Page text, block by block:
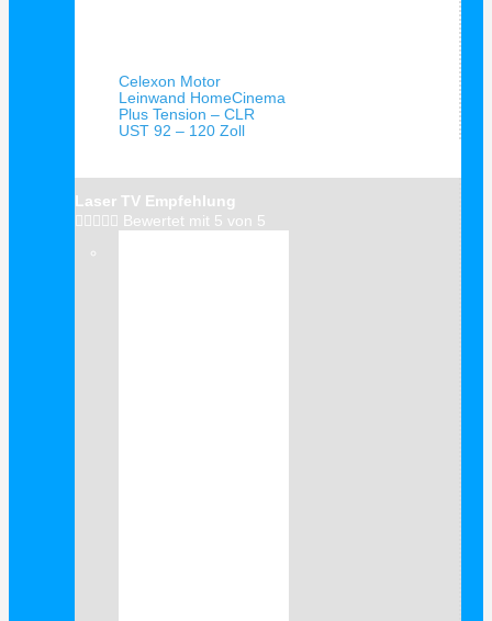
Celexon Motor
Leinwand HomeCinema
Plus Tension – CLR
UST 92 – 120 Zoll
Laser TV Empfehlung
     Bewertet mit 5 von 5